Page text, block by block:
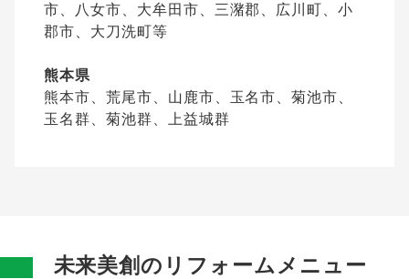
市、八女市、大牟田市、三潴郡、広川町、小
郡市、大刀洗町等
熊本県
熊本市、荒尾市、山鹿市、玉名市、菊池市、
玉名群、菊池群、上益城群
未来美創のリフォームメニュー